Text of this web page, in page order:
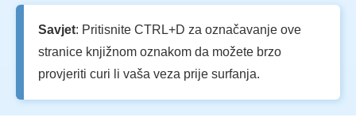
Savjet: Pritisnite CTRL+D za označavanje ove
stranice knjižnom oznakom da možete brzo
provjeriti curi li vaša veza prije surfanja.